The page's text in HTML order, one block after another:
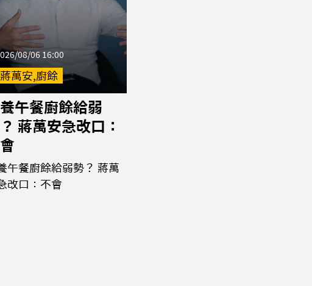
08/06 16:00
蔣萬安,廚餘
午餐廚餘給弱
蔣萬安急改口：
午餐廚餘給弱勢？ 蔣萬
改口：不會